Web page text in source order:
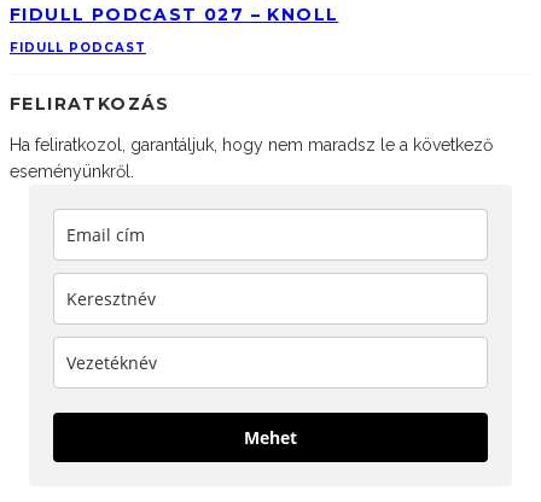
FIDULL PODCAST 027 – KNOLL
FIDULL PODCAST
FELIRATKOZÁS
Ha feliratkozol, garantáljuk, hogy nem maradsz le a következő
eseményünkről.
Mehet